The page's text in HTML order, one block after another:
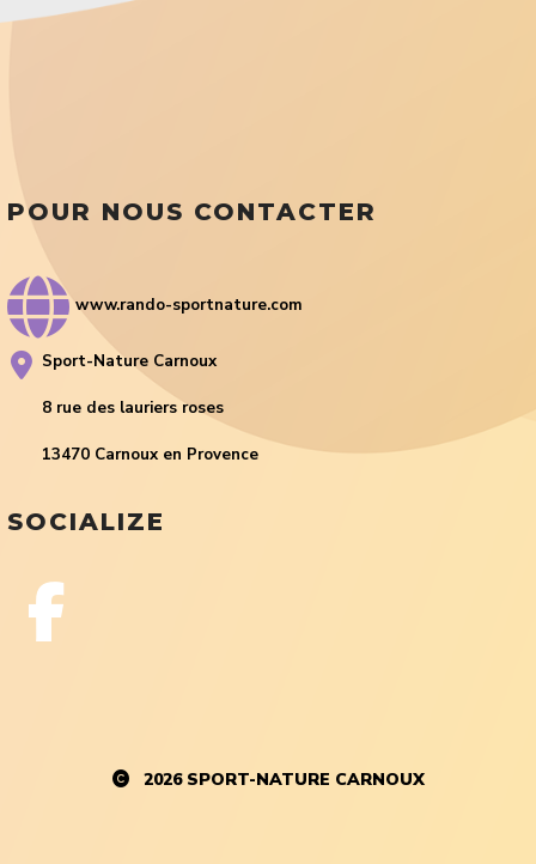
POUR NOUS CONTACTER
www.rando-sportnature.com
Sport-Nature Carnoux
8 rue des lauriers roses
13470 Carnoux en Provence
SOCIALIZE
2026 SPORT-NATURE CARNOUX